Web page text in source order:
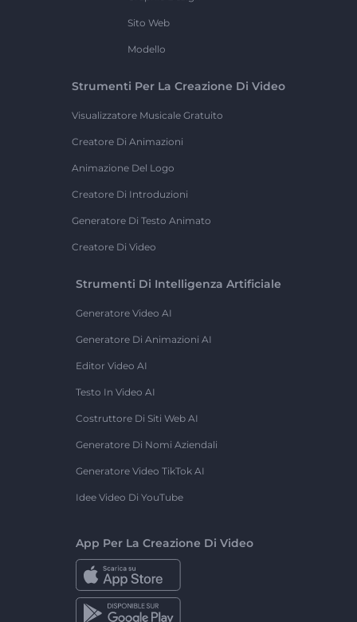
Sito Web
Modello
Strumenti Per La Creazione Di Video
Visualizzatore Musicale Gratuito
Creatore Di Animazioni
Animazione Del Logo
Creatore Di Introduzioni
Generatore Di Testo Animato
Creatore Di Video
Strumenti Di Intelligenza Artificiale
Generatore Video AI
Generatore Di Animazioni AI
Editor Video AI
Testo In Video AI
Costruttore Di Siti Web AI
Generatore Di Nomi Aziendali
Generatore Video TikTok AI
Idee Video Di YouTube
App Per La Creazione Di Video